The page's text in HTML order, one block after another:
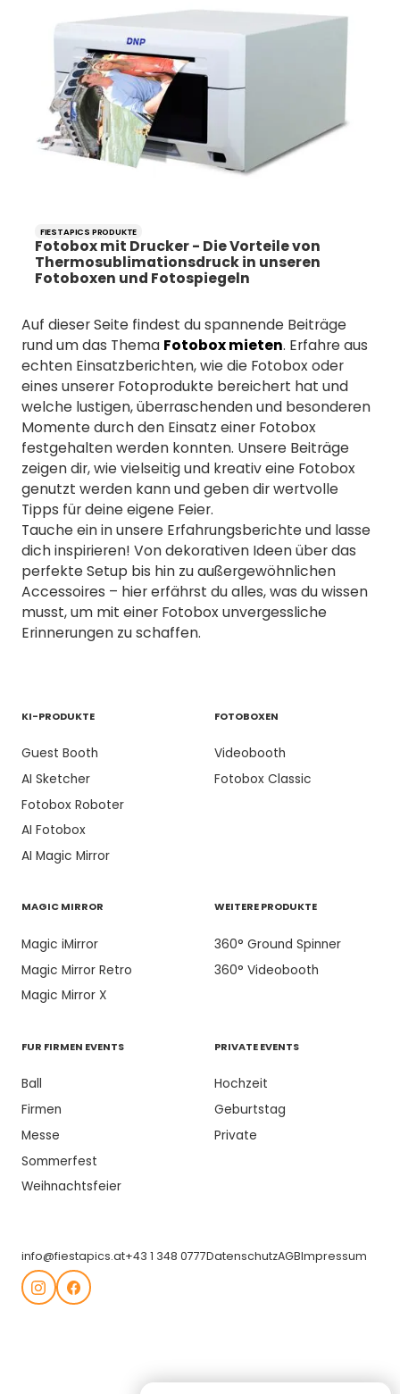
FIESTAPICS PRODUKTE
Fotobox mit Drucker - Die Vorteile von
Thermosublimationsdruck in unseren
Fotoboxen und Fotospiegeln
Auf dieser Seite findest du spannende Beiträge
rund um das Thema Fotobox mieten. Erfahre aus
echten Einsatzberichten, wie die Fotobox oder
eines unserer Fotoprodukte bereichert hat und
welche lustigen, überraschenden und besonderen
Momente durch den Einsatz einer Fotobox
festgehalten werden konnten. Unsere Beiträge
zeigen dir, wie vielseitig und kreativ eine Fotobox
genutzt werden kann und geben dir wertvolle
Tipps für deine eigene Feier.
Tauche ein in unsere Erfahrungsberichte und lasse
dich inspirieren! Von dekorativen Ideen über das
perfekte Setup bis hin zu außergewöhnlichen
Accessoires – hier erfährst du alles, was du wissen
musst, um mit einer Fotobox unvergessliche
Erinnerungen zu schaffen.
KI-PRODUKTE
Guest Booth
AI Sketcher
Fotobox Roboter
AI Fotobox
AI Magic Mirror
FOTOBOXEN
Videobooth
Fotobox Classic
MAGIC MIRROR
Magic iMirror
Magic Mirror Retro
Magic Mirror X
WEITERE PRODUKTE
360° Ground Spinner
360° Videobooth
FUR FIRMEN EVENTS
Ball
Firmen
Messe
Sommerfest
Weihnachtsfeier
PRIVATE EVENTS
Hochzeit
Geburtstag
Private
info@fiestapics.at+43 1 348 0777DatenschutzAGBImpressum